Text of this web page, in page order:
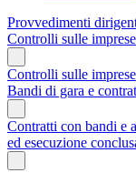
Provvedimenti
Controlli sulle imprese
Controlli sulle imprese
Bandi di gara e
Contratti con bandi e
ed esecuzione